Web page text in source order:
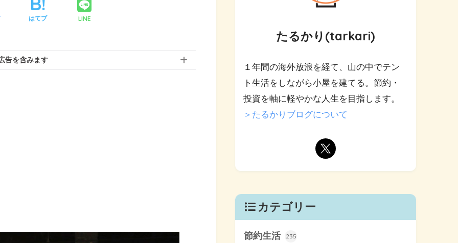
はてブ LINE
告を含みます
たるかり(tarkari)
１年間の海外放浪を経て、山の中でテン
ト生活をしながら小屋を建てる。節約・
投資を軸に軽やかな人生を目指します。
＞たるかりブログについて
カテゴリー
節約生活 235